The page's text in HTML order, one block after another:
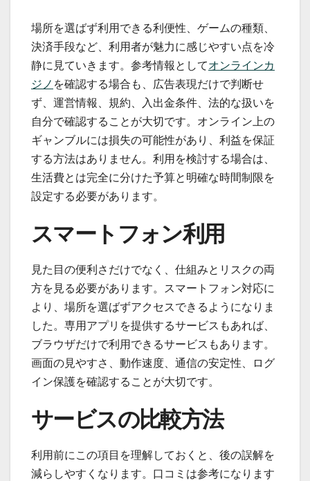
場所を選ばず利用できる利便性、ゲームの種類、
決済手段など、利用者が魅力に感じやすい点を冷
静に見ていきます。参考情報としてオンラインカ
ジノ を確認する場合も、広告表現だけで判断せ
ず、運営情報、規約、入出金条件、法的な扱いを
自分で確認することが大切です。オンライン上の
ギャンブルには損失の可能性があり、利益を保証
する方法はありません。利用を検討する場合は、
生活費とは完全に分けた予算と明確な時間制限を
設定する必要があります。
スマートフォン利用
見た目の便利さだけでなく、仕組みとリスクの両
方を見る必要があります。スマートフォン対応に
より、場所を選ばずアクセスできるようになりま
した。専用アプリを提供するサービスもあれば、
ブラウザだけで利用できるサービスもあります。
画面の見やすさ、動作速度、通信の安定性、ログ
イン保護を確認することが大切です。
サービスの比較方法
利用前にこの項目を理解しておくと、後の誤解を
減らしやすくなります。口コミは参考になります